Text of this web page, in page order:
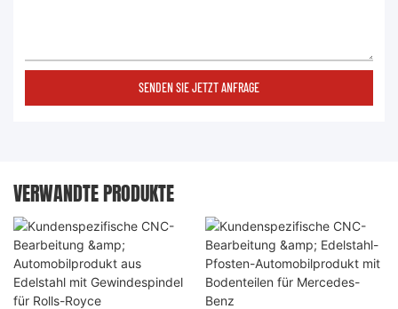
SENDEN SIE JETZT ANFRAGE
VERWANDTE PRODUKTE